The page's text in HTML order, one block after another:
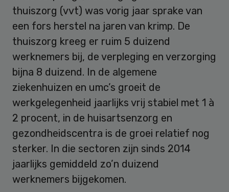
thuiszorg (vvt) was vorig jaar sprake van
een fors herstel na jaren van krimp. De
thuiszorg kreeg er ruim 5 duizend
werknemers bij, de verpleging en verzorging
bijna 8 duizend. In de algemene
ziekenhuizen en umc’s groeit de
werkgelegenheid jaarlijks vrij stabiel met 1 à
2 procent, in de huisartsenzorg en
gezondheidscentra is de groei relatief nog
sterker. In die sectoren zijn sinds 2014
jaarlijks gemiddeld zo’n duizend
werknemers bijgekomen.